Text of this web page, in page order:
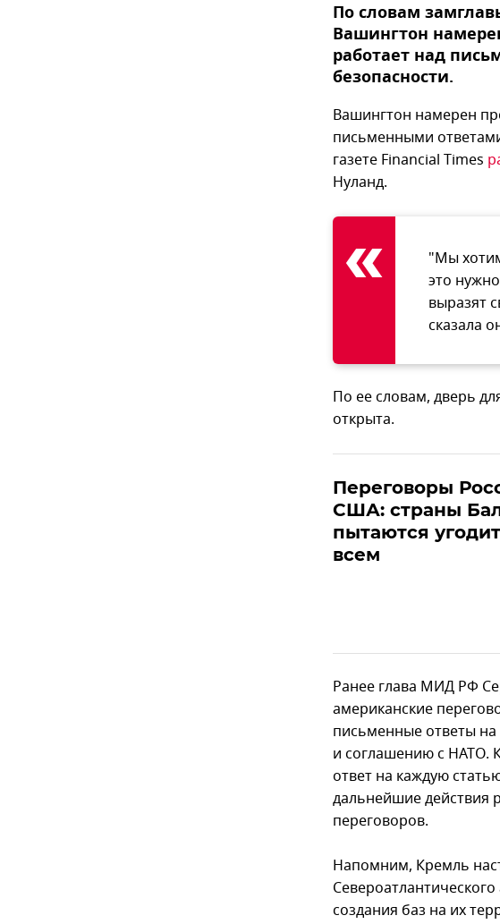
По словам
Вашингтон
работает над
безопасности.
Вашингтон намерен
письменными
газете Financial Times
Нуланд.
"Мы
это
выразят
сказала
По ее словам, дверь
открыта.
Переговоры
США: страны
пытаются
всем
Ранее глава МИД РФ
американские
письменные ответы
и соглашению с НАТО.
ответ на каждую
дальнейшие действия
переговоров.
Напомним, Кремль
создания баз на их